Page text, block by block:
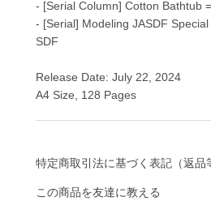
- [Serial Column] Cotton Bathtub
- [Serial] Modeling JASDF
SDF
Release Date: July 22, 2024
A4 Size, 128 Pages
特定商取引法に基づく表記（返品
この商品を友達に教える